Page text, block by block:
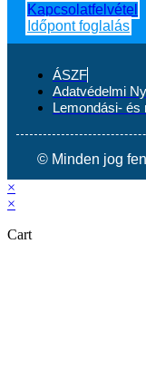
Kapcsolatfelvétel
Időpont foglalás
ÁSZF
Adatvédelmi
Lemondási- és
© Minden jog
×
×
Cart